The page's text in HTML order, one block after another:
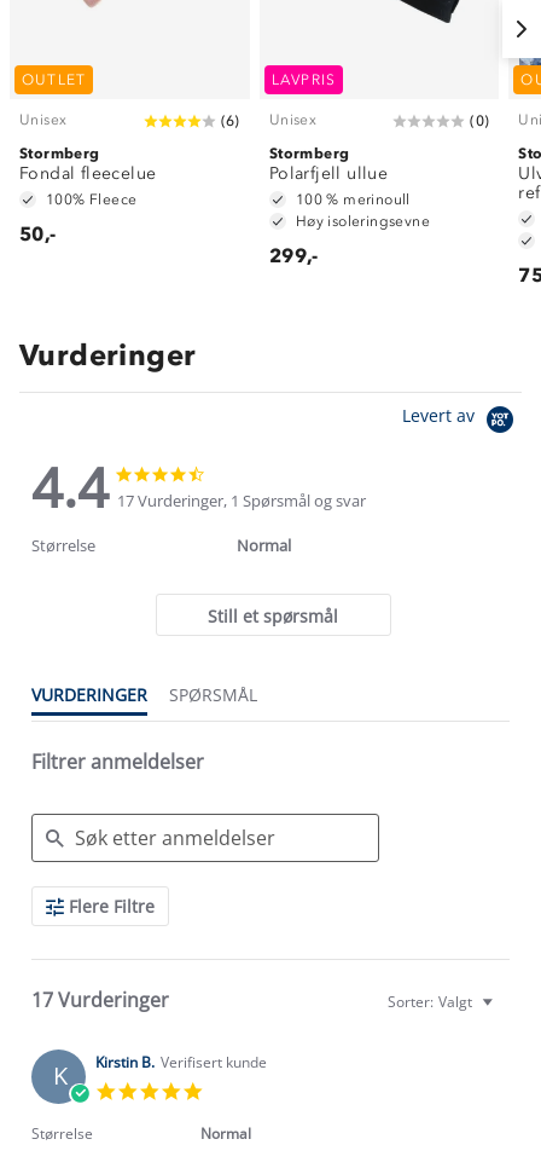
OUTLET
Unisex (6)
Stormberg
Fondal fleecelue
100% Fleece
50,-
LAVPRIS
Unisex (0)
Stormberg
Polarfjell ullue
100 % merinoull
Høy isoleringsevne
299,-
Vurderinger
Levert av
4.4
4.4
star
star
rating
17 Vurderinger, 1 Spørsmål og svar
Størrelse Normal
Still et spørsmål
VURDERINGER SPØRSMÅL
Filtrer anmeldelser
Search
ReviewsFlere Filtre
17 Vurderinger Sorter: Valgt
K Kirstin B. Verifisert kunde
rating
Størrelse Normal